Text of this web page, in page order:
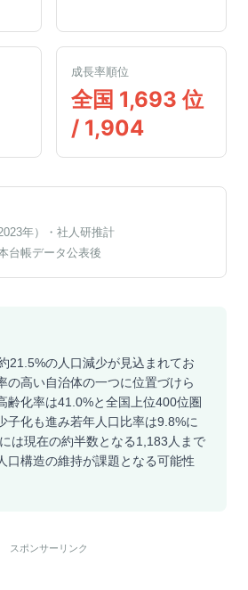
成長率順位
全国 1,693 位
/ 1,904
年）
・社人研推計
台帳データ公表後
21.5%の人口減少が見込まれてお
の高い自治体の一つに位置づけら
齢化率は41.0%と全国上位400位圏
子化も進み若年人口比率は9.8%に
は現在の約半数となる1,183人まで
口構造の維持が課題となる可能性
スポンサーリンク